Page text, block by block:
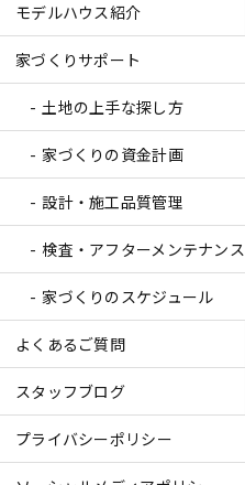
モデルハウス紹介
家づくりサポート
土地の上手な探し方
家づくりの資金計画
設計・施工品質管理
検査・アフターメンテナンス
家づくりのスケジュール
よくあるご質問
スタッフブログ
プライバシーポリシー